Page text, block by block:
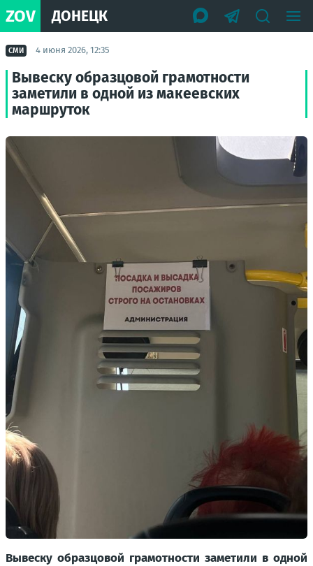
ZOV ДОНЕЦК
СМИ 4 июня 2026, 12:35
Вывеску образцовой грамотности
заметили в одной из макеевских
маршруток
Вывеску образцовой грамотности заметили в одной